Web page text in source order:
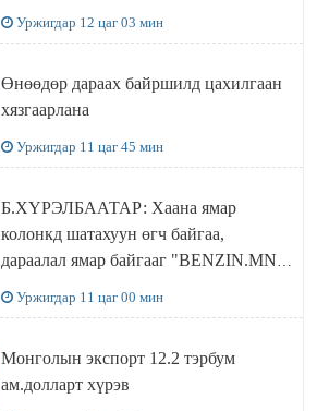
Уржигдар 12 цаг 03 мин
Өнөөдөр дараах байршилд цахилгаан
хязгаарлана
Уржигдар 11 цаг 45 мин
Б.ХҮРЭЛБААТАР: Хаана ямар
колонкд шатахуун өгч байгаа,
дараалал ямар байгааг "BENZIN.MN”
Уржигдар 11 цаг 00 мин
Монголын экспорт 12.2 тэрбум
ам.долларт хүрэв